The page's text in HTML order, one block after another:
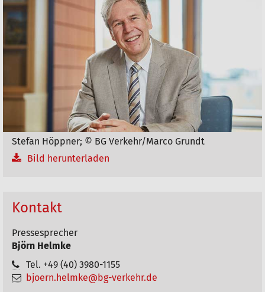
l
k
o
e
Stefan Höppner; © BG Verkehr/Marco Grundt
Bild herunterladen
Kontakt
Pressesprecher
Björn Helmke
Tel. +49 (40) 3980-1155
bjoern.helmke@bg-verkehr.de